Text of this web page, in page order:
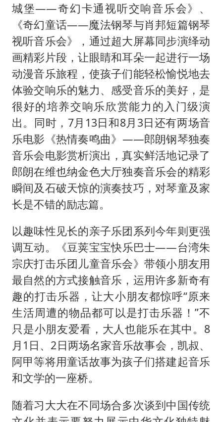
城堡——奇幻卡通视听交响音乐会》、
《奇幻童话——魔法钢琴与肖邦短篇钢琴
视听音乐会》，通过超大屏幕同步演绎动
画精彩片段，让眼睛和耳朵一起进行一场
动漫音乐旅程，使孩子们能轻松愉悦地去
体验交响乐的魅力、感受音乐的美好，是
很好的培养交响乐欣赏能力的入门级演
出。同时，7月13日和8月3日还有两场音
乐电影《热情奏鸣曲》——郎朗钢琴独奏
音乐会电影赏析演出，真实鲜活地记录了
郎朗在维也纳金色大厅独奏音乐会的精彩
瞬间及石破天惊的演奏技巧，对琴童及家
长是不错的励志篇。
以趣味性见长的亲子乐团系列今年则更强
调互动。《豆荚宝宝快乐巴士——台湾朱
宗庆打击乐团儿童音乐会》带领小朋友用
最自然的方式接触音乐，运用许多新奇有
趣的打击乐器，让大小朋友都惊呼“原来
生活周遭的物品都可以是打击乐器！”不
只是小朋友爱看，大人也能乐在其中。8
月1日、2日两场名家音乐故事会，凯叔、
阿甲等将用童话故事为孩子们搭建起音乐
和文学的一座桥。
随着习大大在不同场合多次谈到中国传统